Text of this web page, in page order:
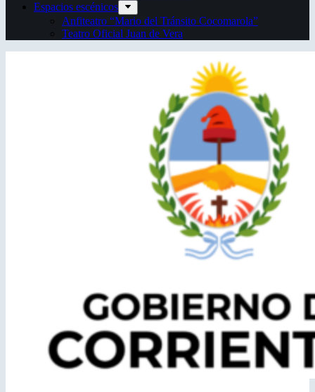
Espacios escénicos
Anfiteatro “Mario del Tránsito Cocomarola”
Teatro Oficial Juan de Vera